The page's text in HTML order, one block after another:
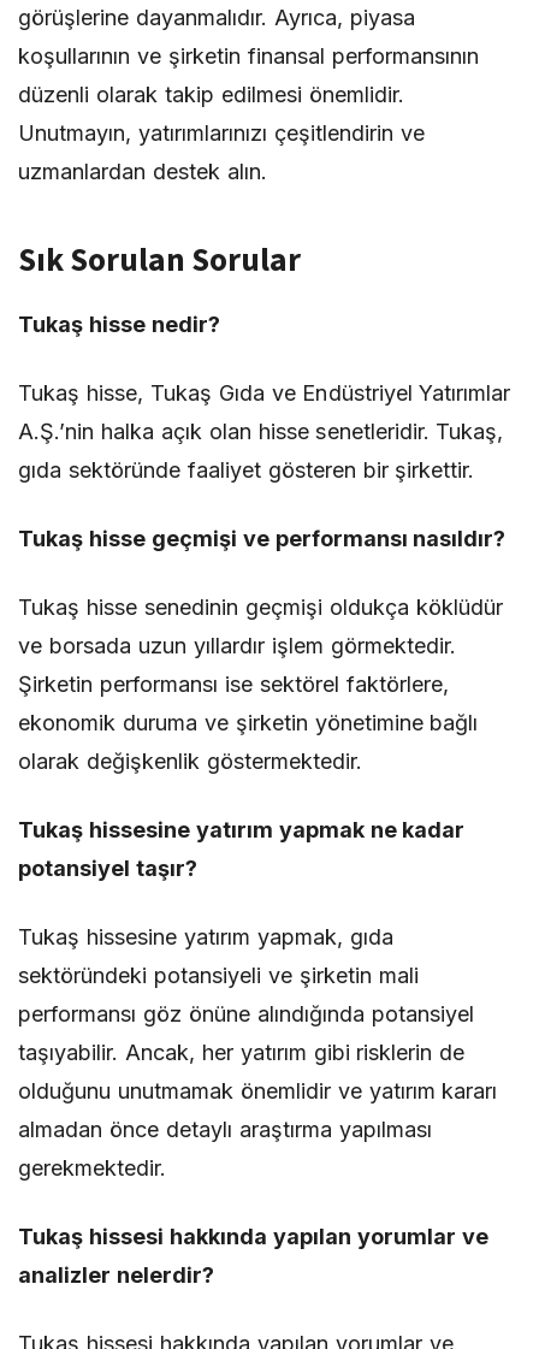
görüşlerine dayanmalıdır. Ayrıca, piyasa
koşullarının ve şirketin finansal performansının
düzenli olarak takip edilmesi önemlidir.
Unutmayın, yatırımlarınızı çeşitlendirin ve
uzmanlardan destek alın.
Sık Sorulan Sorular
Tukaş hisse nedir?
Tukaş hisse, Tukaş Gıda ve Endüstriyel Yatırımlar
A.Ş.’nin halka açık olan hisse senetleridir. Tukaş,
gıda sektöründe faaliyet gösteren bir şirkettir.
Tukaş hisse geçmişi ve performansı nasıldır?
Tukaş hisse senedinin geçmişi oldukça köklüdür
ve borsada uzun yıllardır işlem görmektedir.
Şirketin performansı ise sektörel faktörlere,
ekonomik duruma ve şirketin yönetimine bağlı
olarak değişkenlik göstermektedir.
Tukaş hissesine yatırım yapmak ne kadar
potansiyel taşır?
Tukaş hissesine yatırım yapmak, gıda
sektöründeki potansiyeli ve şirketin mali
performansı göz önüne alındığında potansiyel
taşıyabilir. Ancak, her yatırım gibi risklerin de
olduğunu unutmamak önemlidir ve yatırım kararı
almadan önce detaylı araştırma yapılması
gerekmektedir.
Tukaş hissesi hakkında yapılan yorumlar ve
analizler nelerdir?
Tukaş hissesi hakkında yapılan yorumlar ve